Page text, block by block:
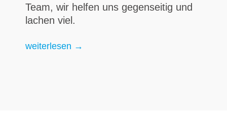
Team, wir helfen uns gegenseitig und
lachen viel.
H.I.T. in Myanmar: „Augenuntersuchungen sind
weiterlesen →